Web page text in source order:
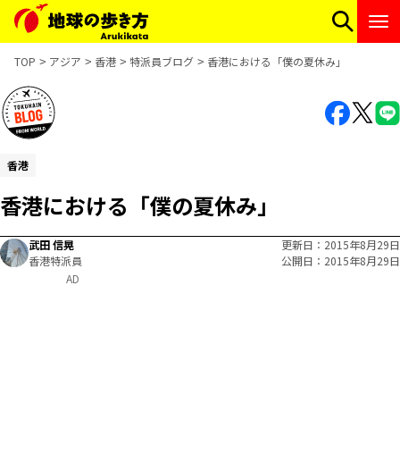
TOP アジア 香港 特派員ブログ 香港における「僕の夏休み」
香港
香港における「僕の夏休み」
武田 信晃
香港特派員
更新日
2015年8月29日
公開日
2015年8月29日
AD